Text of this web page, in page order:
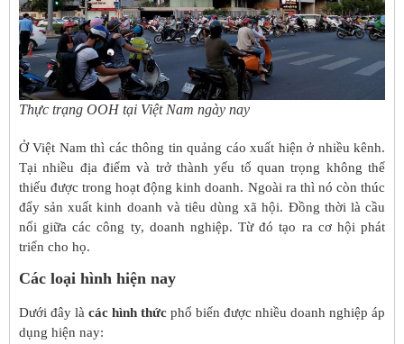
Thực trạng OOH tại Việt Nam ngày nay
Ở Việt Nam thì các thông tin quảng cáo xuất hiện ở nhiều kênh.
Tại nhiều địa điểm và trở thành yếu tố quan trọng không thể
thiếu được trong hoạt động kinh doanh. Ngoài ra thì nó còn thúc
đẩy sản xuất kinh doanh và tiêu dùng xã hội. Đồng thời là cầu
nối giữa các công ty, doanh nghiệp. Từ đó tạo ra cơ hội phát
triển cho họ.
Các loại hình hiện nay
Dưới đây là các hình thức phổ biến được nhiều doanh nghiệp áp
dụng hiện nay: